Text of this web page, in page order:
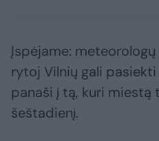
Įspėjame:
rytoj Vilnių gali
panaši į tą, kuri miestą
šeštadienį.